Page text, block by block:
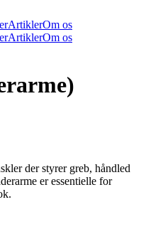
ArtiklerOm os
ArtiklerOm os
der styrer greb, håndled
er essentielle for